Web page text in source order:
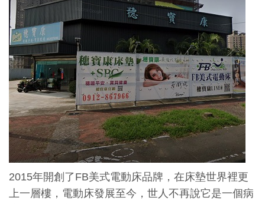
2015年開創了FB美式電動床品牌，在床墊世界裡更
上一層樓，電動床發展至今，世人不再說它是一個病